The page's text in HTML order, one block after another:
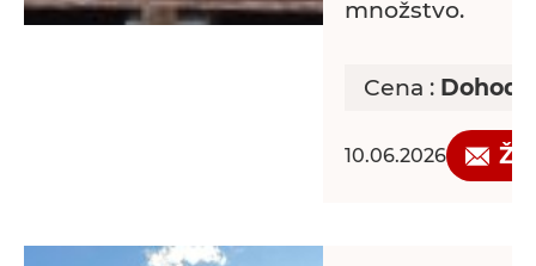
množstvo.
Cena :
10.06.2026